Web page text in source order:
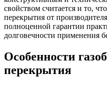
свойством считается и то,
перекрытия от
полноценной гарантии
долговечности применения
Особенности
перекрытия